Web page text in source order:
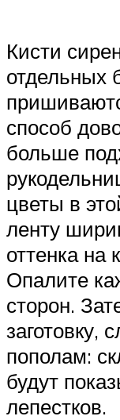
Кисти
отдельных
способ
больше
цветы в
ленту
оттенка на
Опалите
сторон.
заготовку,
пополам:
будут
лепестков.